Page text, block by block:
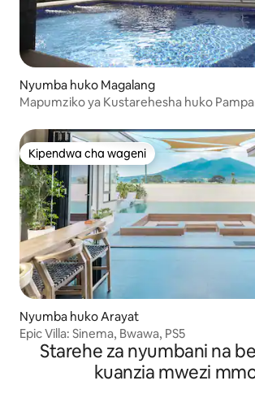
Nyumba huko Magalang
Mapumziko ya Kustarehesha huko
Kipendwa cha wageni
Kipendwa cha wageni
Nyumba huko Arayat
Epic Villa: Sinema, Bwawa, PS5
Starehe za nyumbani na
kuanzia mwezi